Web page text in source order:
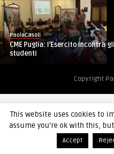
PaolaCasoli
CME Puglia: l’Esercito incontra gli
studenti
Copyright
This website uses cookies to
assume you're ok with this,
Accept